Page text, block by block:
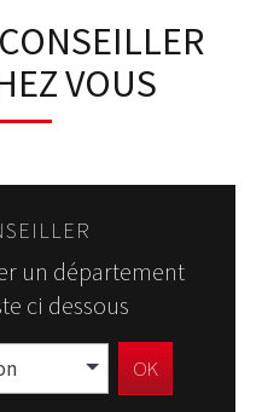
VOUS
un département
ci dessous
OK